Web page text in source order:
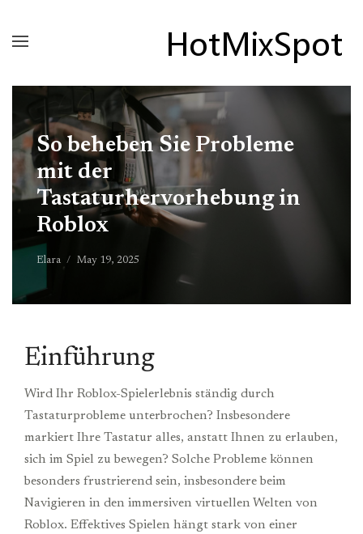
So beheben Sie Probleme
mit der
Tastaturhervorhebung in
Roblox
Elara May 19, 2025
Einführung
Wird Ihr Roblox-Spielerlebnis ständig durch
Tastaturprobleme unterbrochen? Insbesondere
markiert Ihre Tastatur alles, anstatt Ihnen zu erlauben,
sich im Spiel zu bewegen? Solche Probleme können
besonders frustrierend sein, insbesondere beim
Navigieren in den immersiven virtuellen Welten von
Roblox. Effektives Spielen hängt stark von einer